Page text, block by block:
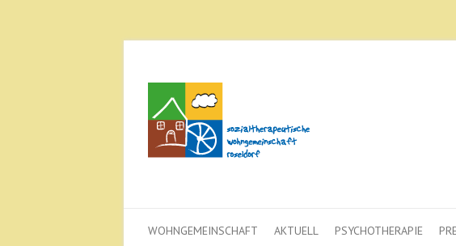
WOHNGEMEINSCHAFT AKTUELL PSYCHOTHERAPIE